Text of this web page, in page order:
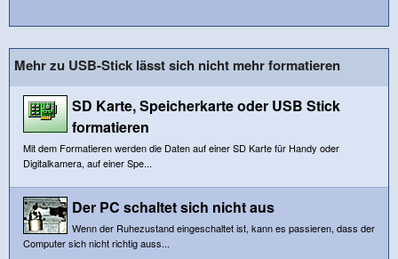
Mehr zu USB-Stick lässt sich nicht mehr formatieren
SD Karte, Speicherkarte oder USB Stick
formatieren
Mit dem Formatieren werden die Daten auf einer SD Karte für Handy oder
Digitalkamera, auf einer Spe...
Der PC schaltet sich nicht aus
Wenn der Ruhezustand eingeschaltet ist, kann es passieren, dass der
Computer sich nicht richtig auss...